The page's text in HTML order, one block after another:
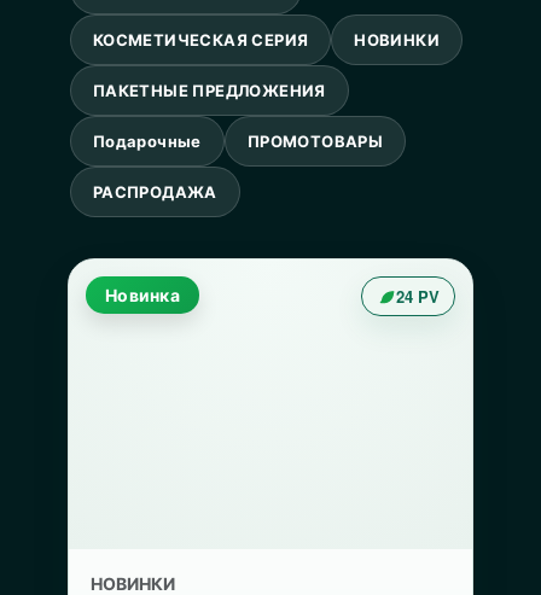
КОСМЕТИЧЕСКАЯ СЕРИЯ НОВИНКИ
ПАКЕТНЫЕ ПРЕДЛОЖЕНИЯ
Подарочные ПРОМОТОВАРЫ
РАСПРОДАЖА
Новинка 24 PV
НОВИНКИ